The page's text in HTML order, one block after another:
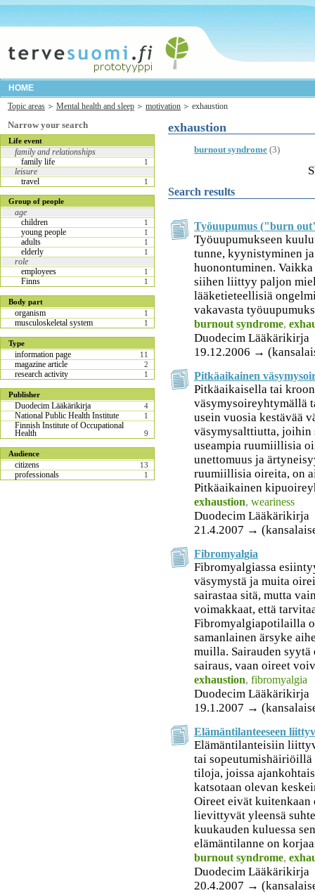
HOME
Topic areas
Mental health and sleep motivation exhaustion
Narrow your search
Life event
family and relationships
family life
1
leisure
travel
1
Group of people
age
children
1
young people 1
adults 1
elderly 1
role
employees
1
Finns 1
Body part
organism 1
musculoskeletal system 1
Type
information page 11
magazine article 2
research activity 1
Publisher
Duodecim Lääkärikirja 4
National Public Health Institute 1
Finnish Institute of Occupational
Health 9
Audience
citizens 13
professionals 1
exhaustion
burnout syndrome (3)
Search results
Työuupumus ("burn
Työuupumukseen
tunne, kyynistyminen
huonontuminen.
siihen liittyy paljon
lääketieteellisiä
vakavasta
burnout syndrome,
Duodecim Lääkärikirja
19.12.2006 →
Pitkäaikainen
Pitkäaikaisella tai
väsymysoireyhtymällä
usein vuosia kestävää
väsymysalttiutta,
useampia ruumiillisia
unettomuus ja
ruumiillisia oireita, on
Pitkäaikainen
exhaustion, weariness
Duodecim Lääkärikirja
21.4.2007 →
Fibromyalgia
Fibromyalgiassa
väsymystä ja muita
sairastaa sitä, mutta
voimakkaat, että
Fibromyalgiapotilailla
samanlainen ärsyke
muilla. Sairauden syytä
sairaus, vaan oireet
exhaustion, fibromyalgia
Duodecim Lääkärikirja
19.1.2007 →
Elämäntilanteeseen
Elämäntilanteisiin
tai
tiloja, joissa
katsotaan olevan
Oireet eivät kuitenkaan
lievittyvät yleensä
kuukauden kuluessa
elämäntilanne on
burnout syndrome,
Duodecim Lääkärikirja
20.4.2007 →